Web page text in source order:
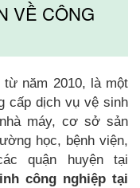
VỀ CÔNG
năm 2010, là một
cấp dịch vụ vệ sinh
máy, cơ sở sản
học, bệnh viện,
quận huyện tại
công nghiệp tại